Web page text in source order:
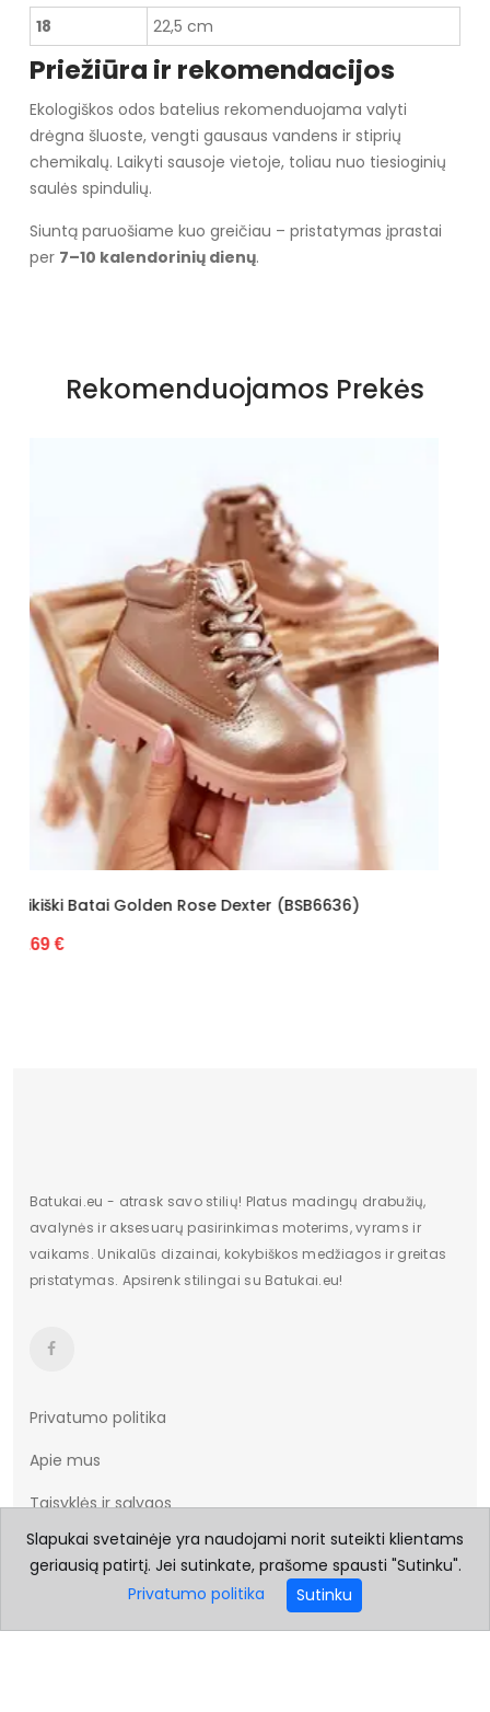
18 22,5 cm
Priežiūra ir rekomendacijos
Ekologiškos odos batelius rekomenduojama valyti
drėgna šluoste, vengti gausaus vandens ir stiprių
chemikalų. Laikyti sausoje vietoje, toliau nuo tiesioginių
saulės spindulių.
Siuntą paruošiame kuo greičiau – pristatymas įprastai
per 7–10 kalendorinių dienų.
Kulno tipas Be kulno
Bendras ilgis 6,5 cm
Platforma / padas 2 cm
Naujiena Naujiena
Kategorija Vaikiški
Būklė
Pašiltinimo tipas
Originali gamintojo pakuotė dėžė
Rekomenduojamos Prekės
Šilti Vaikiški Batai (BSB6847)
Batukai.eu - atrask savo stilių! Platus madingų drabužių,
avalynės ir aksesuarų pasirinkimas moterims, vyrams ir
vaikams. Unikalūs dizainai, kokybiškos medžiagos ir greitas
pristatymas. Apsirenk stilingai su Batukai.eu!
Privatumo politika
Apie mus
Taisyklės ir sąlygos
Prekių pristatymas
Prekių grąžinimas
Dydžių lentelė
Slapukai svetainėje yra naudojami norit suteikti klientams
geriausią patirtį. Jei sutinkate, prašome spausti "Sutinku".
Privatumo politika
Sutinku